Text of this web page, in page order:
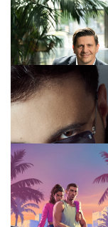
Politika
TÁMOGATÓI
Forbes-sztori